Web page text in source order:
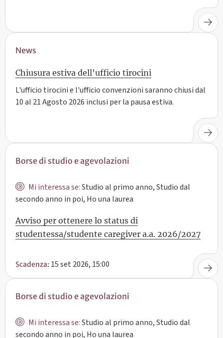
News
Chiusura estiva dell'ufficio tirocini
L'ufficio tirocini e l'ufficio convenzioni saranno chiusi dal
10 al 21 Agosto 2026 inclusi per la pausa estiva.
Borse di studio e agevolazioni
Mi interessa se:Studio al primo anno, Studio dal
secondo anno in poi, Ho una laurea
Avviso per ottenere lo status di
studentessa/studente caregiver a.a. 2026/2027
Scadenza: 15 set 2026, 15:00
Borse di studio e agevolazioni
Mi interessa se:Studio al primo anno, Studio dal
secondo anno in poi, Ho una laurea